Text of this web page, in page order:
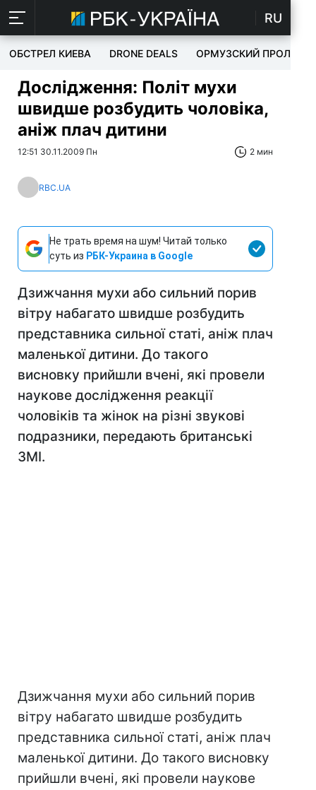
RU
ОБСТРЕЛ КИЕВА DRONE DEALS ОРМУЗСКИЙ ПРОЛИВ
Дослідження: Політ мухи
швидше розбудить чоловіка,
аніж плач дитини
12:51 30.11.2009 Пн 2 мин
RBC.UA
Не трать время на шум! Читай только
суть из РБК-Украина в Google
Дзижчання мухи або сильний порив
вітру набагато швидше розбудить
представника сильної статі, аніж плач
маленької дитини. До такого
висновку прийшли вчені, які провели
наукове дослідження реакції
чоловіків та жінок на різні звукові
подразники, передають британські
ЗМІ.
Дзижчання мухи або сильний порив
вітру набагато швидше розбудить
представника сильної статі, аніж плач
маленької дитини. До такого висновку
прийшли вчені, які провели наукове